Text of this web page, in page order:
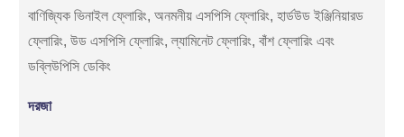
বাণিজ্যিক ভিনাইল ফ্লোরিং, অনমনীয় এসপিসি ফ্লোরিং, হার্ডউড ইঞ্জিনিয়ারড
ফ্লোরিং, উড এসপিসি ফ্লোরিং, ল্যামিনেট ফ্লোরিং, বাঁশ ফ্লোরিং এবং
ডব্লিউপিসি ডেকিং
দরজা